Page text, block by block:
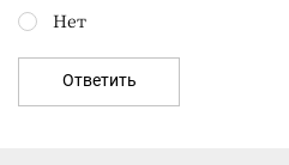
Нет
Ответить